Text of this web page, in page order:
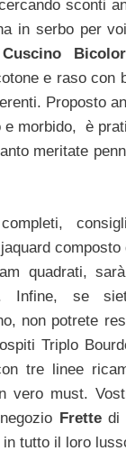
sconti
in serbo per
Cuscino Bicolor
e raso con
Proposto
e morbido, è
meritate
composto
quadrati,
Infine, se
non potrete
Triplo
tre linee
vero must.
Frettedi
in tutto il loro